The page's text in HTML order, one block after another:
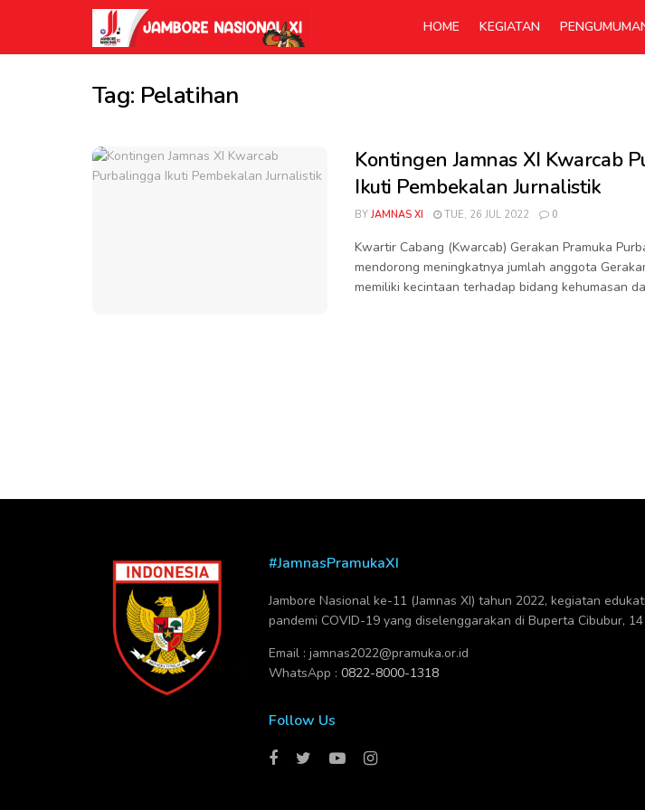
HOME KEGIATAN
Tag: Pelatihan
Kontingen Jamnas XI Kwarcab
Ikuti Pembekalan Jurnalistik
BY JAMNAS XI TUE, 26 JUL 2022 0
Kwartir Cabang (Kwarcab) Gerakan Pramuka
mendorong meningkatnya jumlah anggota
memiliki kecintaan terhadap bidang kehumasan
#JamnasPramukaXI
Jambore Nasional ke-11 (Jamnas XI) tahun 2022, kegiatan
pandemi COVID-19 yang diselenggarakan di Buperta Cibubur,
Email : jamnas2022@pramuka.or.id
WhatsApp : 0822-8000-1318
Follow Us